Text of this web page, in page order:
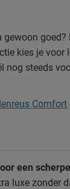
gewoon goed?
kies je voor
nog steeds
Comfort
een
luxe zonder